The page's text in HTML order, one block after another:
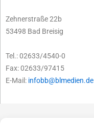
Zehnerstraße 22b
53498 Bad Breisig
Tel.: 02633/4540-0
Fax: 02633/97415
E-Mail: infobb@blmedien.de